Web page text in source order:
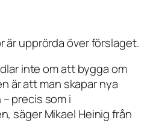
är upprörda över förslaget.
inte om att bygga om
är att man skapar nya
precis som i
säger Mikael Heinig från